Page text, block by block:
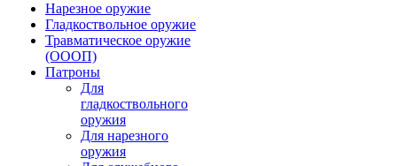
Нарезное оружие
Гладкоствольное оружие
Травматическое оружие
(ОООП)
Патроны
Для
гладкоствольного
оружия
Для нарезного
оружия